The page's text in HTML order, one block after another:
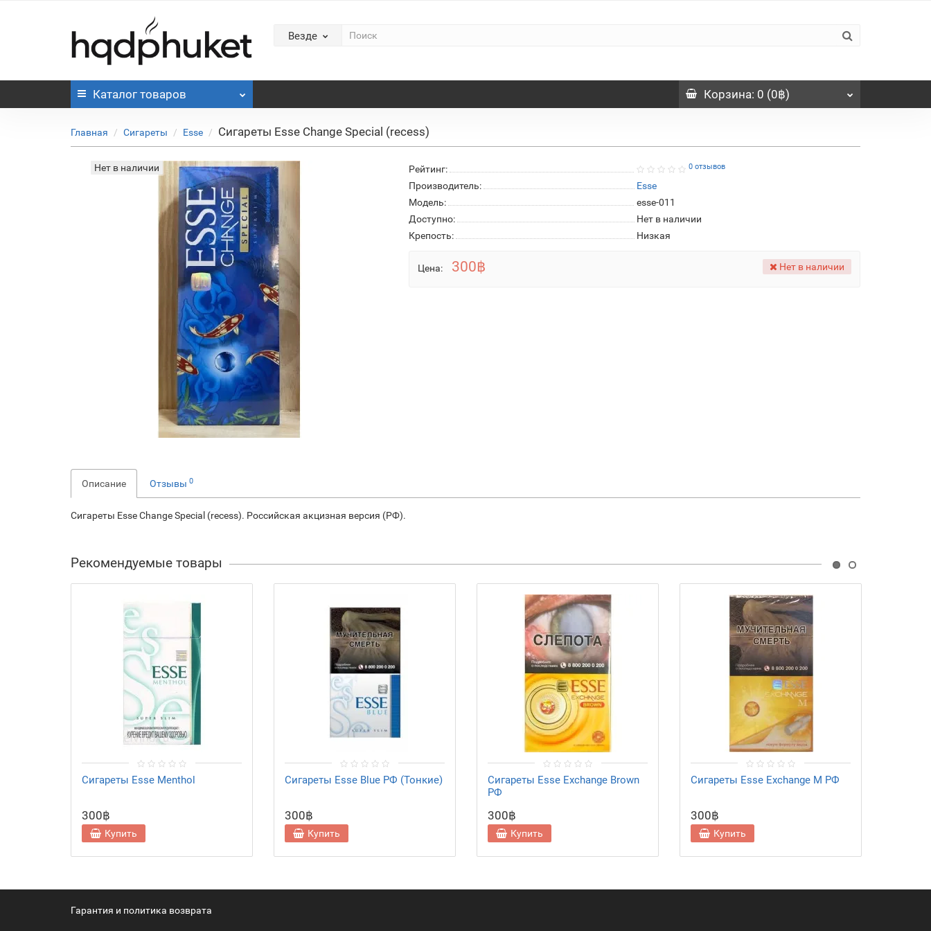
Везде
Каталог товаров Корзина: 0 (0฿)
Главная Сигареты Esse Сигареты Esse Change Special (recess)
Нет в наличии Рейтинг: 0 отзывов
Производитель:
Esse
Модель:
esse-011
Доступно:
Нет в наличии
Крепость:
Низкая
Цена: 300฿ Нет в наличии
Описание Отзывы 0
Сигареты Esse Change Special (recess). Российская акцизная версия (РФ).
Рекомендуемые товары
Сигареты Esse Menthol
300฿
Купить
Сигареты Esse Blue РФ (Тонкие)
300฿
Купить
Сигареты Esse Exchange Brown
РФ
300฿
Купить
Сигареты Esse Exchange M РФ
300฿
Купить
Гарантия и политика возврата